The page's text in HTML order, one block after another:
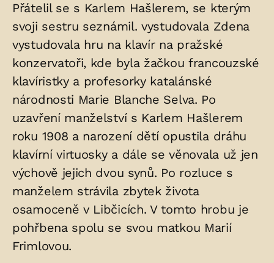
Přátelil se s Karlem Hašlerem, se kterým
svoji sestru seznámil. vystudovala Zdena
vystudovala hru na klavír na pražské
konzervatoři, kde byla žačkou francouzské
klavíristky a profesorky katalánské
národnosti Marie Blanche Selva. Po
uzavření manželství s Karlem Hašlerem
roku 1908 a narození dětí opustila dráhu
klavírní virtuosky a dále se věnovala už jen
výchově jejich dvou synů. Po rozluce s
manželem strávila zbytek života
osamoceně v Libčicích. V tomto hrobu je
pohřbena spolu se svou matkou Marií
Frimlovou.